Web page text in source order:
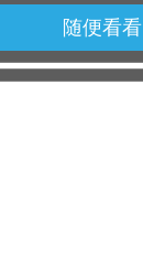
随便看看